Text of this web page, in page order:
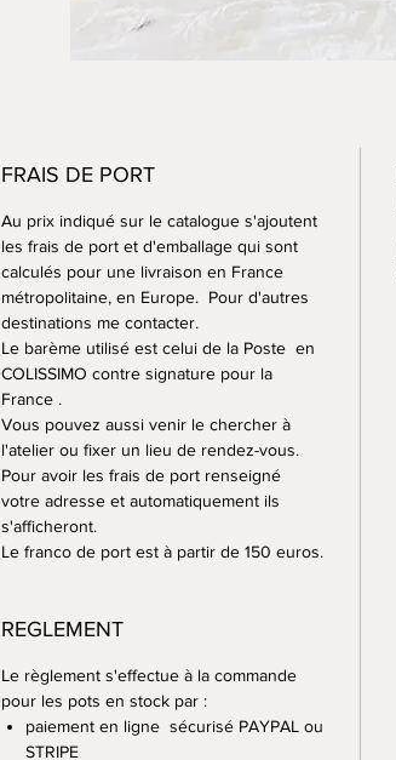
FRAIS DE PORT
Au prix indiqué sur le catalogue s'ajoutent
les frais de port et d'emballage qui sont
calculés pour une livraison en France
métropolitaine, en Europe. Pour d'autres
destinations me contacter.
Le barème utilisé est celui de la Poste en
COLISSIMO contre signature pour la
France .
Vous pouvez aussi venir le chercher à
l'atelier ou fixer un lieu de rendez-vous.
Pour avoir les frais de port renseigné
votre adresse et automatiquement ils
s'afficheront.
Le franco de port est à partir de 150 euros.
REGLEMENT
Le règlement s'effectue à la commande
pour les pots en stock par :
paiement en ligne sécurisé PAYPAL ou
STRIPE